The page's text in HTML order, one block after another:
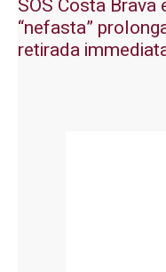
SOS Costa
“nefasta”
retirada